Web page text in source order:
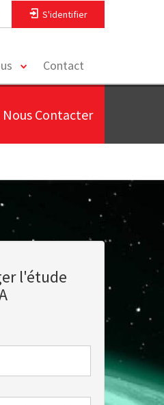
S'identifier
toggleContact
Nous Contacter
l'étude